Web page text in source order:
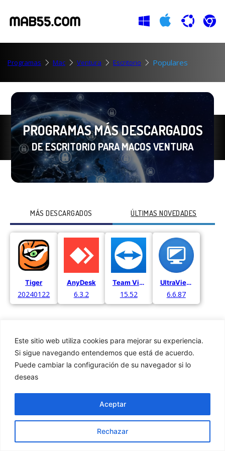
Este sitio web utiliza cookies para mejorar su experiencia.
Si sigue navegando entendemos que está de acuerdo.
Puede cambiar la configuración de su navegador si lo
deseas
Rechazar
Aceptar
Programas Mac Ventura Escritorio Populares
PROGRAMAS MÁS DESCARGADOS
DE ESCRITORIO PARA MACOS VENTURA
MÁS DESCARGADOS ÚLTIMAS NOVEDADES
Tiger
20240122
AnyDesk
6.3.2
Team Viewer
15.52
UltraViewer
6.6.87